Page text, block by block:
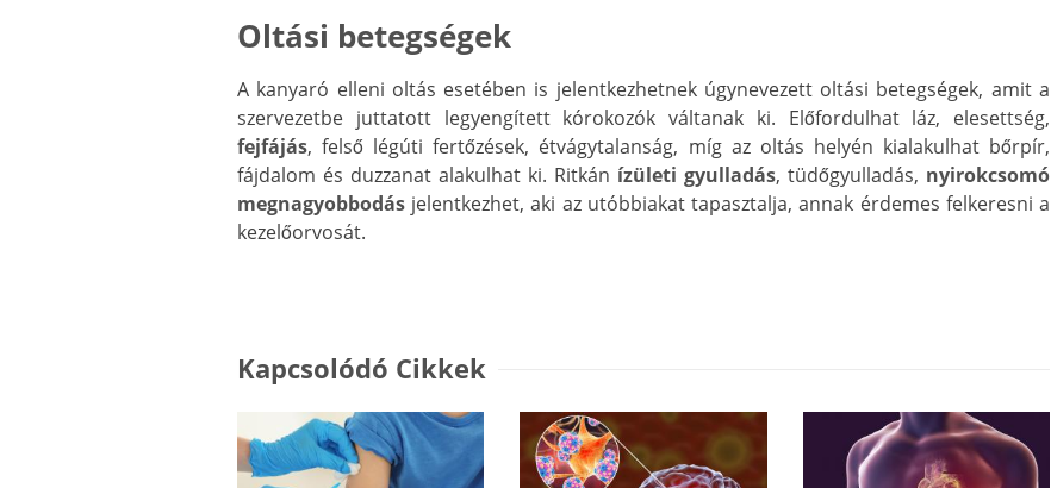
Oltási betegségek
A kanyaró elleni oltás esetében is jelentkezhetnek úgynevezett oltási betegségek, amit a
szervezetbe juttatott legyengített kórokozók váltanak ki. Előfordulhat láz, elesettség,
fejfájás, felső légúti fertőzések, étvágytalanság, míg az oltás helyén kialakulhat bőrpír,
fájdalom és duzzanat alakulhat ki. Ritkán ízületi gyulladás, tüdőgyulladás, nyirokcsomó
megnagyobbodás jelentkezhet, aki az utóbbiakat tapasztalja, annak érdemes felkeresni a
kezelőorvosát.
Kapcsolódó Cikkek